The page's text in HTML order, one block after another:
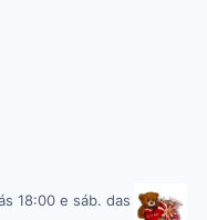
18:00 e sáb. das 08:00